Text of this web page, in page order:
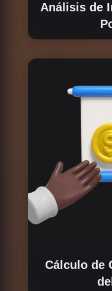
Análisis de
Identificamos y
Cálculo de